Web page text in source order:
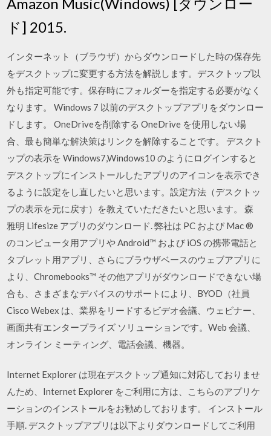
ド] 2015.
インターネット（ブラウザ）からダウンロードした時の保存先
をデスクトップに変更する方法を解説します。デスクトップ以
外も指定可能です。保存時にフォルダーを指定する必要がなく
なります。 Windows 7 以前のデスクトップアプリをダウンロー
ドします。 OneDriveを削除する OneDrive を使用しない場
合、最も簡単な解決策はリンクを解除することです。 デスクト
ップの表示を Windows7,Windows10 のようにログインすると
デスクトップにインストールしたアプリのアイコンを表示でき
るように設定をし直したいと思います。設定方法（デスクトッ
プの表示を元に戻す）を教えていただきたいと思います。 森
雅明 Lifesize アプリのダウンロード. 弊社は PC および Mac ®
のコンピュータ用アプリや Android™ および iOS の携帯電話と
タブレット用アプリ、さらにブラウザベースのウェブアプリに
より、Chromebooks™ その他アプリがダウンロードできない場
合も、さまざまなデバイスのサポートにより、BYOD（社員
Cisco Webex は、業界をリードするビデオ会議、ウェビナー、
画面共有エンタープライズ ソリューションです。Web 会議、
オンライン ミーティング、電話会議、機器。
Internet Explorer は現在デスクトップ通知に対応しておりませ
んため、Internet Explorer をご利用に方は、こちらのアプリケ
ーションのインストールをお勧めしております。 インストール
手順. デスクトップアプリは以下よりダウンロードしてご利用